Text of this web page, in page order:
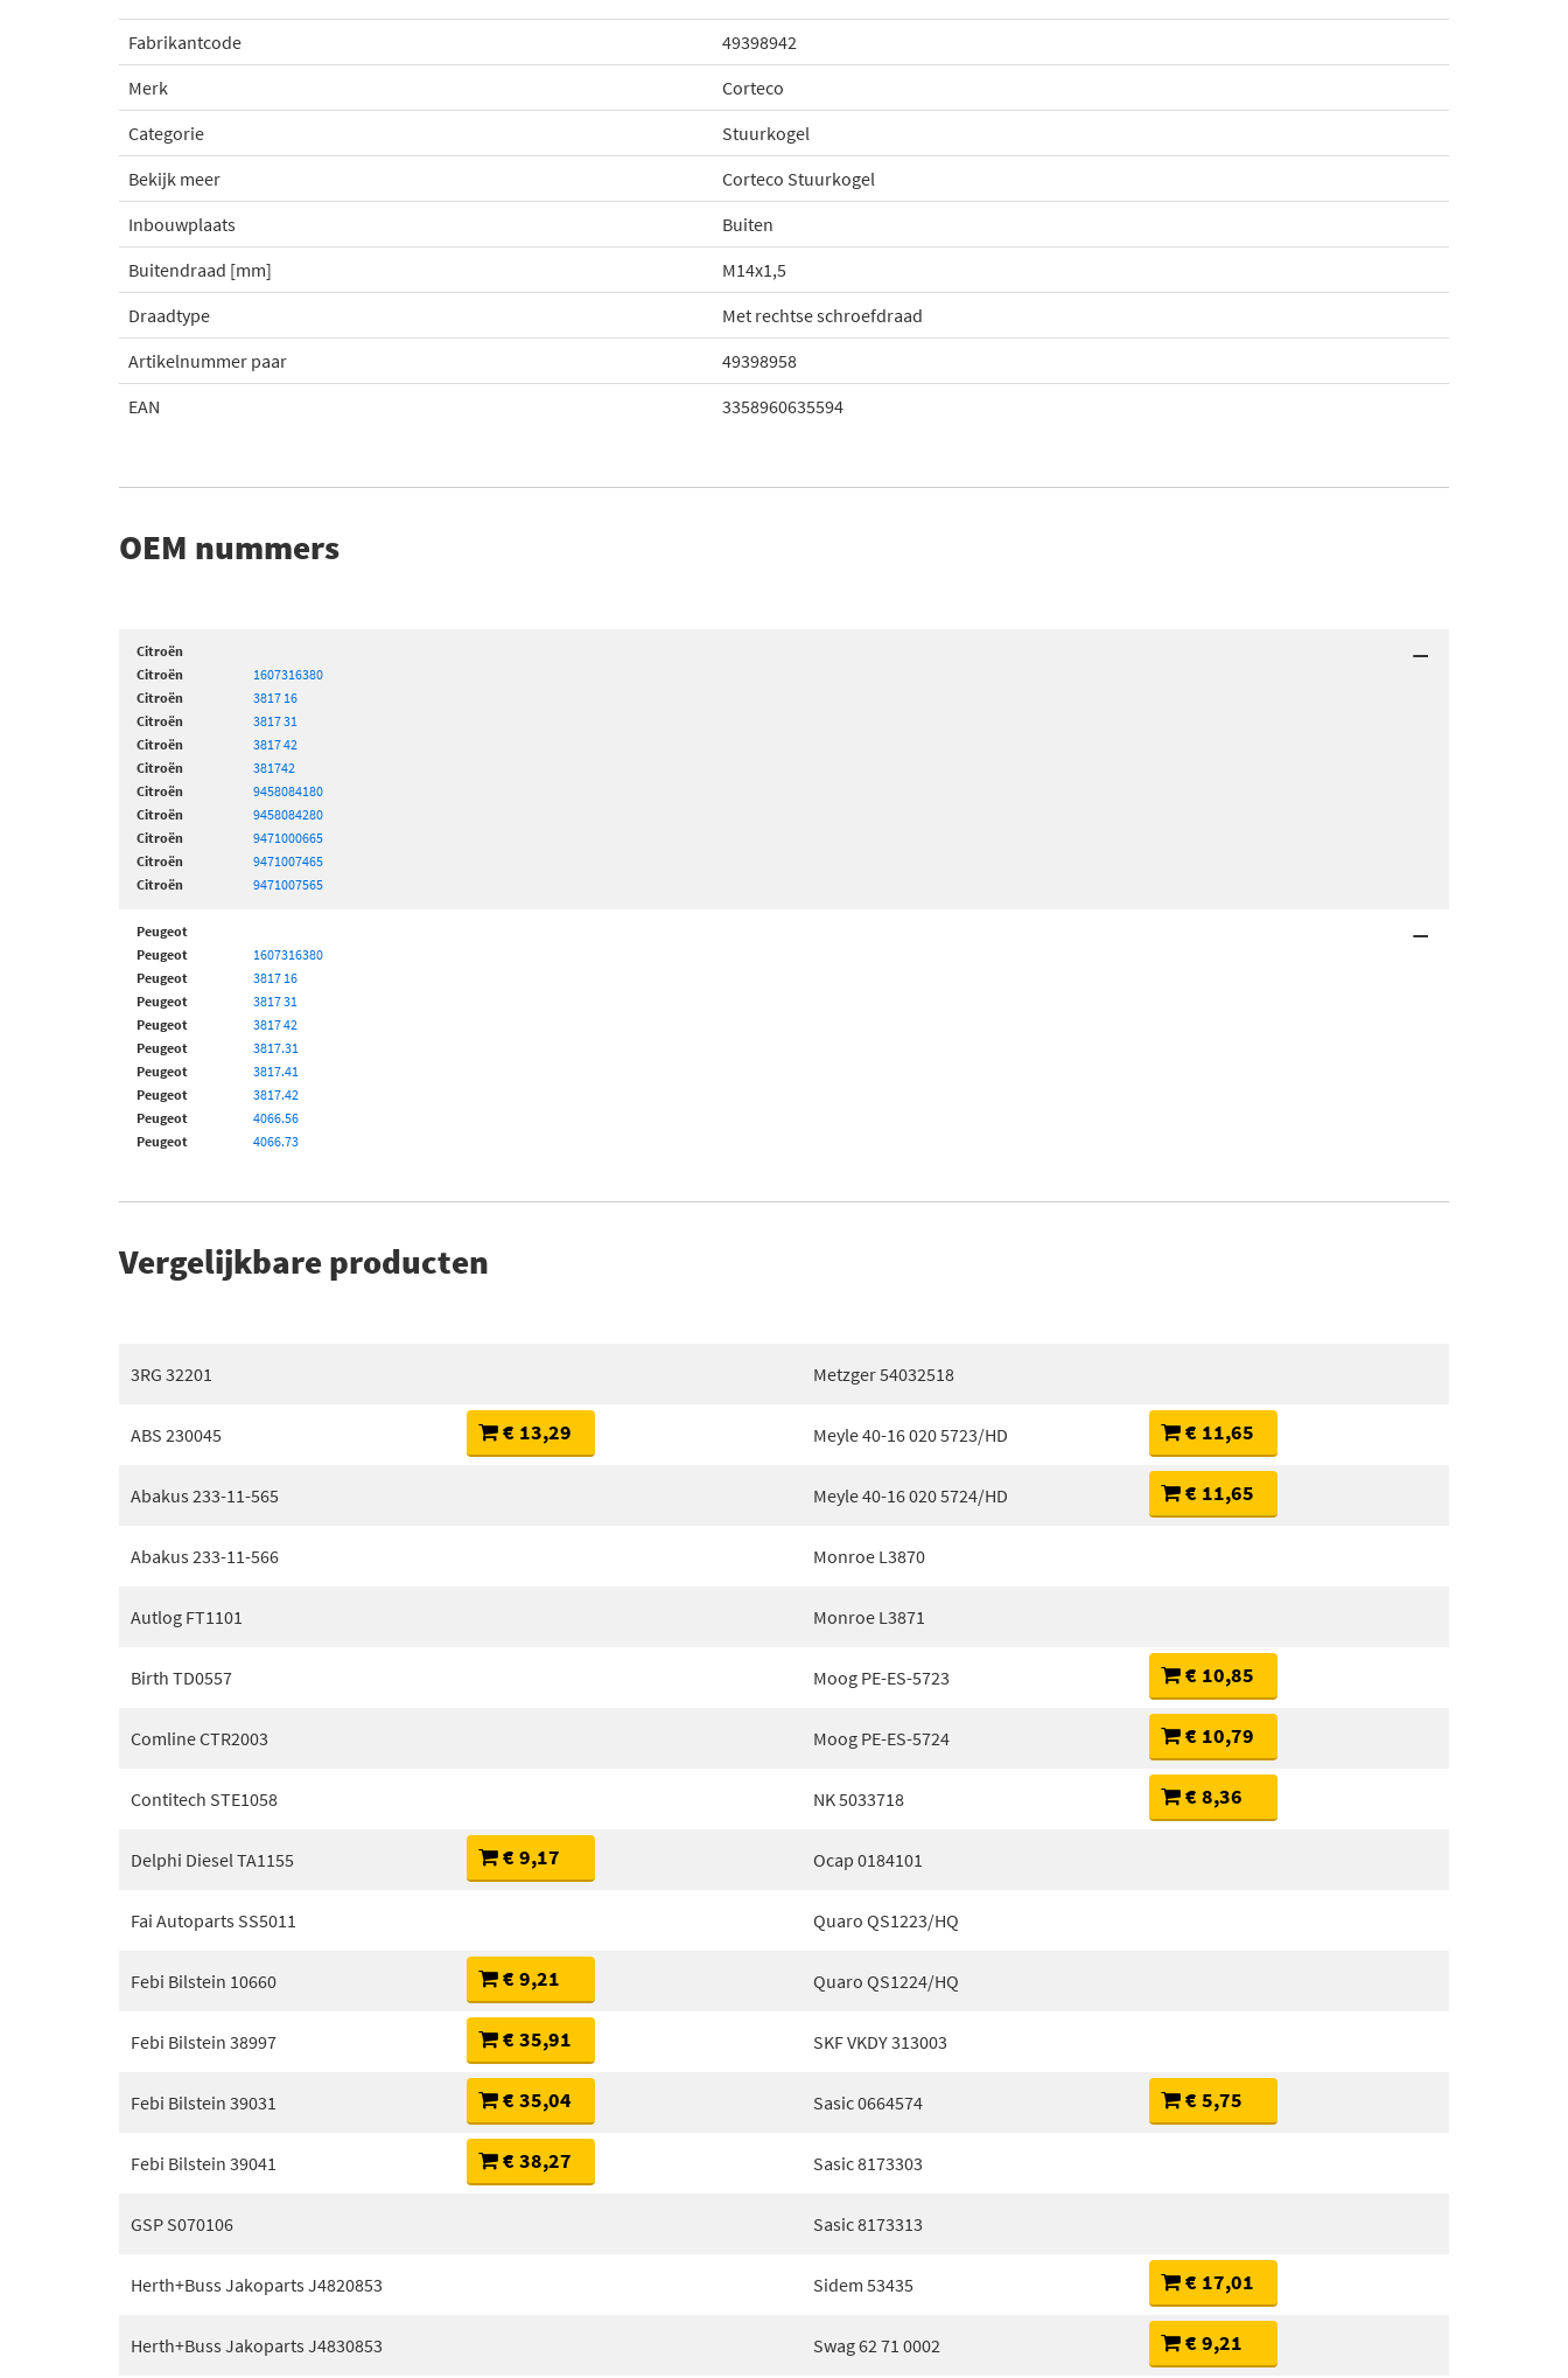
Fabrikantcode
49398942
Merk
Corteco
Categorie
Stuurkogel
Bekijk meer
Corteco Stuurkogel
Inbouwplaats
Buiten
Buitendraad [mm]
M14x1,5
Draadtype
Met rechtse schroefdraad
Artikelnummer paar
49398958
EAN
3358960635594
OEM nummers
Citroën
Citroën
1607316380
Citroën
3817 16
Citroën
3817 31
Citroën
3817 42
Citroën
381742
Citroën
9458084180
Citroën
9458084280
Citroën
9471000665
Citroën
9471007465
Citroën
9471007565
Peugeot
Peugeot
1607316380
Peugeot
3817 16
Peugeot
3817 31
Peugeot
3817 42
Peugeot
3817.31
Peugeot
3817.41
Peugeot
3817.42
Peugeot
4066.56
Peugeot
4066.73
Vergelijkbare producten
3RG 32201
ABS 230045 € 13,29
Abakus 233-11-565
Abakus 233-11-566
Autlog FT1101
Birth TD0557
Comline CTR2003
Contitech STE1058
Delphi Diesel TA1155 € 9,17
Fai Autoparts SS5011
Febi Bilstein 10660 € 9,21
Febi Bilstein 38997 € 35,91
Febi Bilstein 39031 € 35,04
Febi Bilstein 39041 € 38,27
GSP S070106
Herth+Buss Jakoparts J4820853
Herth+Buss Jakoparts J4830853
Metzger 54032518
Meyle 40-16 020 5723/HD € 11,65
Meyle 40-16 020 5724/HD € 11,65
Monroe L3870
Monroe L3871
Moog PE-ES-5723 € 10,85
Moog PE-ES-5724 € 10,79
NK 5033718 € 8,36
Ocap 0184101
Quaro QS1223/HQ
Quaro QS1224/HQ
SKF VKDY 313003
Sasic 0664574 € 5,75
Sasic 8173303
Sasic 8173313
Sidem 53435 € 17,01
Swag 62 71 0002 € 9,21